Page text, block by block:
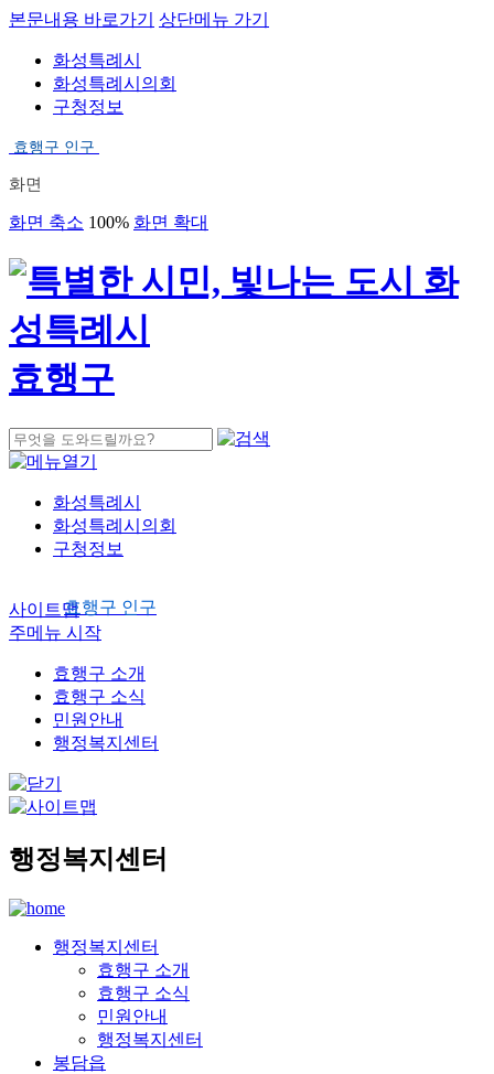
본문내용 바로가기 상단메뉴 가기
화성특례시
화성특례시의회
구청정보
효행구 인구
화면
화면 축소 100% 화면 확대
효행구
화성특례시
화성특례시의회
구청정보
효행구 인구
사이트맵
주메뉴 시작
효행구 소개
효행구 소식
민원안내
행정복지센터
행정복지센터
행정복지센터
효행구 소개
효행구 소식
민원안내
행정복지센터
봉담읍